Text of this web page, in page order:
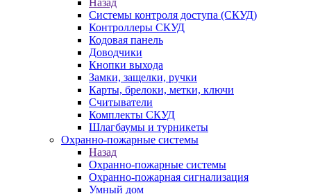
Назад
Системы контроля доступа (СКУД)
Контроллеры СКУД
Кодовая панель
Доводчики
Кнопки выхода
Замки, защелки, ручки
Карты, брелоки, метки, ключи
Считыватели
Комплекты СКУД
Шлагбаумы и турникеты
Охранно-пожарные системы
Назад
Охранно-пожарные системы
Охранно-пожарная сигнализация
Умный дом